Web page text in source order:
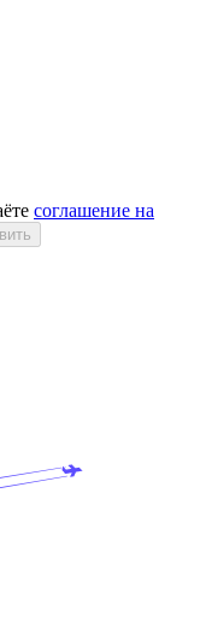
соглашение на